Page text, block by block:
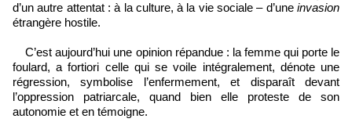
d’un autre attentat : à la culture, à la vie sociale – d’une invasion
étrangère hostile.
C’est aujourd’hui une opinion répandue : la femme qui porte le
foulard, a fortiori celle qui se voile intégralement, dénote une
régression, symbolise l’enfermement, et disparaît devant
l’oppression patriarcale, quand bien elle proteste de son
autonomie et en témoigne.